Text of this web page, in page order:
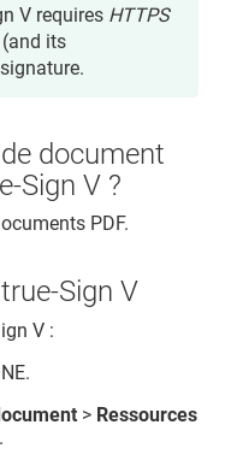
V requires HTTPS
its
document
Sign V ?
PDF.
Sign V
V :
.
> Ressources
.